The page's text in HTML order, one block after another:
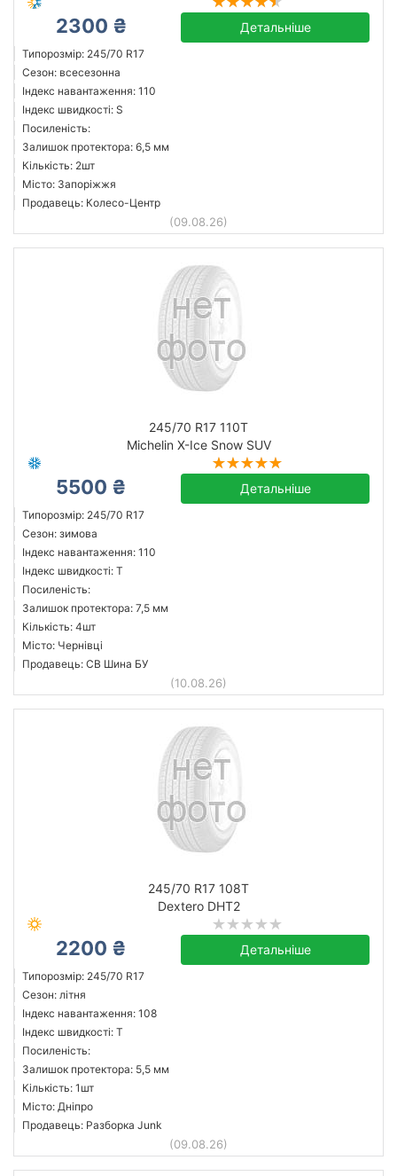
2300 ₴ Детальніше
Типорозмір: 245/70 R17
Сезон: всесезонна
Індекс навантаження: 110
Індекс швидкості: S
Посиленість:
Залишок протектора: 6,5 мм
Кількість: 2шт
Місто: Запоріжжя
Продавець: Колесо-Центр
(09.08.26)
245/70 R17 110T
Michelin X-Ice Snow SUV
5500 ₴ Детальніше
Типорозмір: 245/70 R17
Сезон: зимова
Індекс навантаження: 110
Індекс швидкості: T
Посиленість:
Залишок протектора: 7,5 мм
Кількість: 4шт
Місто: Чернівці
Продавець: СВ Шина БУ
(10.08.26)
245/70 R17 108T
Dextero DHT2
2200 ₴ Детальніше
Типорозмір: 245/70 R17
Сезон: літня
Індекс навантаження: 108
Індекс швидкості: T
Посиленість:
Залишок протектора: 5,5 мм
Кількість: 1шт
Місто: Дніпро
Продавець: Разборка Junk
(09.08.26)